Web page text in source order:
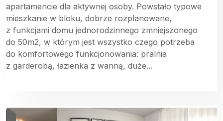
apartamencie dla aktywnej osoby. Powstało typowe
mieszkanie w bloku, dobrze rozplanowane,
z funkcjami domu jednorodzinnego zmniejszonego
do 50m2, w którym jest wszystko czego potrzeba
do komfortowego funkcjonowania: pralnia
z garderobą, łazienka z wanną, duże...